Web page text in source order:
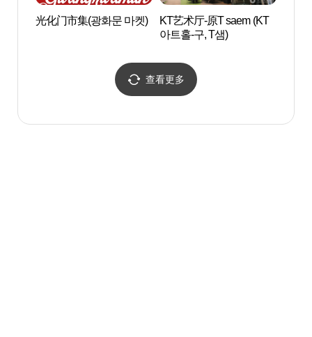
光化门市集(광화문 마켓)
KT艺术厅-原T saem (KT
아트홀-구, T샘)
查看更多